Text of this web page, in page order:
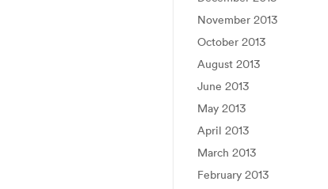
November 2013
October 2013
August 2013
June 2013
May 2013
April 2013
March 2013
February 2013